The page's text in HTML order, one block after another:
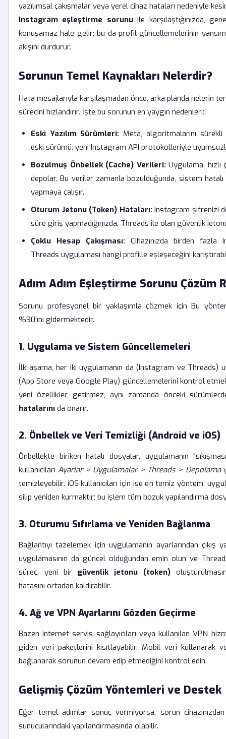
yazılımsal çakışmalar veya yerel cihaz hataları nedeniyle
Instagram eşleştirme sorunuile karşılaştığınızda,
konuşamaz hale gelir; bu da profil güncellemelerinin
akışını durdurur.
Sorunun Temel Kaynakları Nelerdir?
Hata mesajlarıyla karşılaşmadan önce, arka planda nelerin
sürecini hızlandırır. İşte bu sorunun en yaygın nedenleri:
Eski Yazılım Sürümleri: Meta, algoritmalarını sürekli
eski sürümü, yeni Instagram API protokolleriyle
Bozulmuş Önbellek (Cache) Verileri:Uygulama, hızlı
depolar. Bu veriler zamanla bozulduğunda, sistem
yapmaya çalışır.
Oturum Jetonu (Token) Hataları:Instagram şifrenizi
süre giriş yapmadığınızda, Threads ile olan güvenlik
Çoklu Hesap Çakışması: Cihazınızda birden fazla
Threads uygulaması hangi profille eşleşeceğini
Adım Adım Eşleştirme Sorunu Çözüm
Sorunu profesyonel bir yaklaşımla çözmek için Bu
%90'ını gidermektedir.
1. Uygulama ve Sistem Güncellemeleri
İlk aşama, her iki uygulamanın da (Instagram ve Threads)
(App Store veya Google Play) güncellemelerini kontrol
yeni özellikler getirmez, aynı zamanda önceki
hatalarını da onarır.
2. Önbellek ve Veri Temizliği (Android ve iOS)
Önbellekte biriken hatalı dosyalar, uygulamanın
kullanıcılarıAyarlar > Uygulamalar > Threads > Depolama
temizleyebilir. iOS kullanıcıları için ise en temiz yöntem,
silip yeniden kurmaktır; bu işlem tüm bozuk yapılandırma
3. Oturumu Sıfırlama ve Yeniden Bağlanma
Bağlantıyı tazelemek için uygulamanın ayarlarından çıkış
uygulamasının da güncel olduğundan emin olun ve
süreç, yeni bir güvenlik jetonu (token)
hatasını ortadan kaldırabilir.
4. Ağ ve VPN Ayarlarını Gözden Geçirme
Bazen internet servis sağlayıcıları veya kullanılan VPN
giden veri paketlerini kısıtlayabilir. Mobil veri kullanarak
bağlanarak sorunun devam edip etmediğini kontrol edin.
Gelişmiş Çözüm Yöntemleri ve Destek
Eğer temel adımlar sonuç vermiyorsa, sorun cihazınızdan
sunucularındaki yapılandırmasında olabilir.